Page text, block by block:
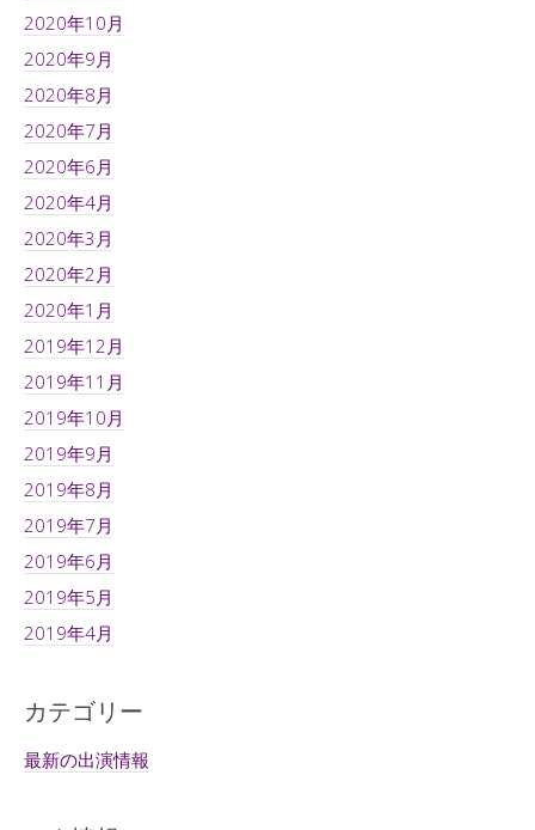
2020年10月
2020年9月
2020年8月
2020年7月
2020年6月
2020年4月
2020年3月
2020年2月
2020年1月
2019年12月
2019年11月
2019年10月
2019年9月
2019年8月
2019年7月
2019年6月
2019年5月
2019年4月
カテゴリー
最新の出演情報